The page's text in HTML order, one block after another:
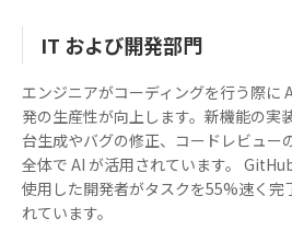
IT および開発部門
エンジニアがコーディングを行う際に
発の生産性が向上します。新機能の実
台生成やバグの修正、コードレビュー
全体で AI が活用されています。
使用した開発者がタスクを55%速く完
れています。